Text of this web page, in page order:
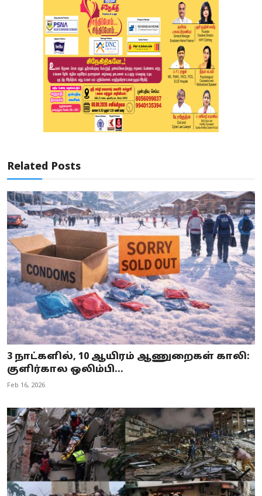
Related Posts
3 நாட்களில், 10 ஆயிரம் ஆணுறைகள் காலி:
குளிர்கால ஒலிம்பி...
Feb 16, 2026